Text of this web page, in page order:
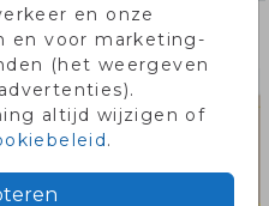
en onze
en voor marketing-
(het weergeven
altijd wijzigen of
.
ook leuk!